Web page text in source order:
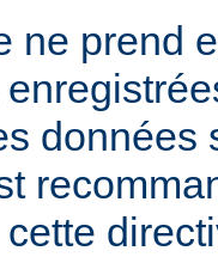
ne prend
données